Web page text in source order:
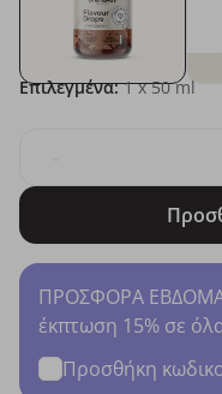
Επιλεγμένα: 1x 50 ml
ΠΡΟΣΦΟΡΑ
έκπτωση 15% σε
Προσθήκη